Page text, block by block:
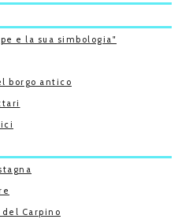
e la sua simbologia"
borgo antico
Carpino